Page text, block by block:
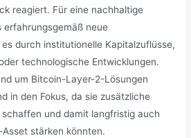
reagiert. Für eine nachhaltige
neue
durch institutionelle Kapitalzuflüsse,
technologische Entwicklungen.
um Bitcoin-Layer-2-Lösungen
in den Fokus, da sie zusätzliche
und damit langfristig auch
stärken könnten.